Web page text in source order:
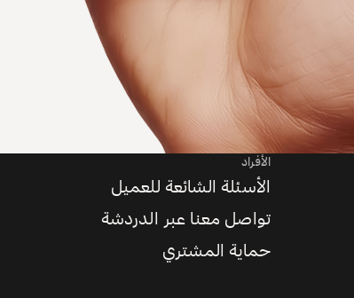
الأفراد
الأسئلة الشائعة للعميل
تواصل معنا عبر الدردشة
حماية المشتري